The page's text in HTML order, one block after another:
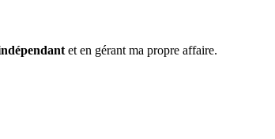
et en gérant ma propre affaire.